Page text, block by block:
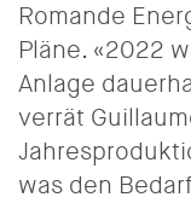
Romande
Pläne. «2022
Anlage
verrät
was den